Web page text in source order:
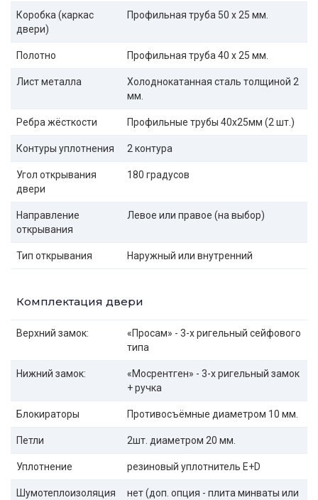
Коробка (каркас
двери)
Профильная труба 50 х 25 мм.
Полотно Профильная труба 40 х 25 мм.
Лист металла
Холоднокатанная сталь толщиной 2
мм.
Ребра жёсткости Профильные трубы 40х25мм (2 шт.)
Контуры уплотнения 2 контура
Угол открывания
двери
180 градусов
Направление
открывания
Левое или правое (на выбор)
Тип открывания Наружный или внутренний
Комплектация двери
Верхний замок:
«Просам» - 3-х ригельный сейфового
типа
Нижний замок:
«Мосрентген» - 3-х ригельный замок
+ ручка
Блокираторы Противосъёмные диаметром 10 мм.
Петли 2шт. диаметром 20 мм.
Уплотнение резиновый уплотнитель E+D
Шумотеплоизоляция
нет (доп. опция - плита минваты или